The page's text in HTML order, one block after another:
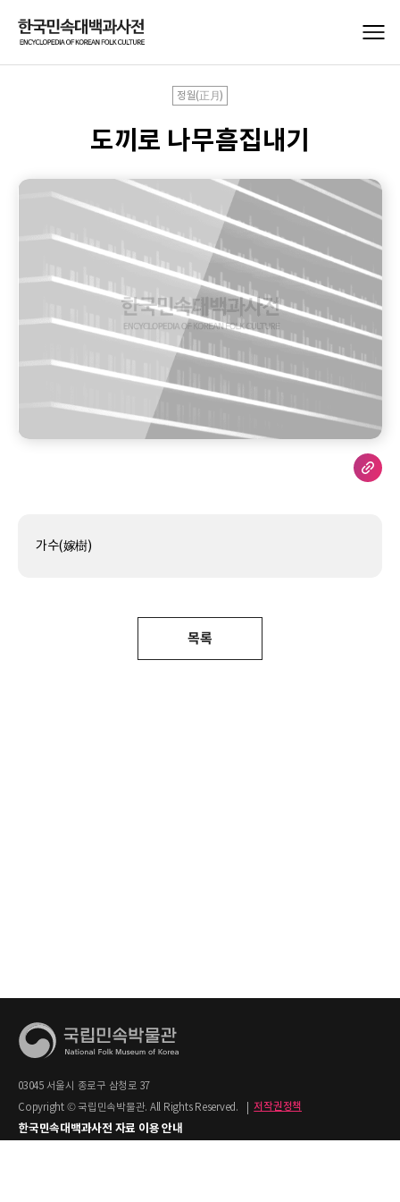
정월(正月)
도끼로 나무흠집내기
가수(嫁樹)
목록
03045 서울시 종로구 삼청로 37
Copyright © 국립민속박물관. All Rights Reserved.
저작권정책
한국민속대백과사전 자료 이용 안내